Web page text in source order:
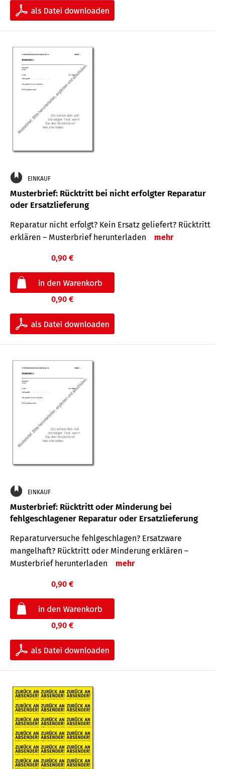
EINKAUF
Musterbrief: Rücktritt bei nicht erfolgter Reparatur
oder Ersatzlieferung
Reparatur nicht erfolgt? Kein Ersatz geliefert? Rücktritt
erklären – Musterbrief herunterladen
mehr
0,90 €
0,90 €
EINKAUF
Musterbrief: Rücktritt oder Minderung bei
fehlgeschlagener Reparatur oder Ersatzlieferung
Reparaturversuche fehlgeschlagen? Ersatzware
mangelhaft? Rücktritt oder Minderung erklären –
Musterbrief herunterladen
mehr
0,90 €
0,90 €